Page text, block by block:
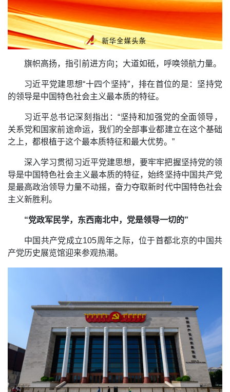
旗帜高扬，指引前进方向；大道如砥，呼唤领航力量。
习近平党建思想“十四个坚持”，排在首位的是：坚持党
的领导是中国特色社会主义最本质的特征。
习近平总书记深刻指出：“坚持和加强党的全面领导，
关系党和国家前途命运，我们的全部事业都建立在这个基础
之上，都根植于这个最本质特征和最大优势。”
深入学习贯彻习近平党建思想，要牢牢把握坚持党的领
导是中国特色社会主义最本质的特征，始终坚持中国共产党
是最高政治领导力量不动摇，奋力夺取新时代中国特色社会
主义新胜利。
“党政军民学，东西南北中，党是领导一切的”
中国共产党成立105周年之际，位于首都北京的中国共
产党历史展览馆迎来参观热潮。